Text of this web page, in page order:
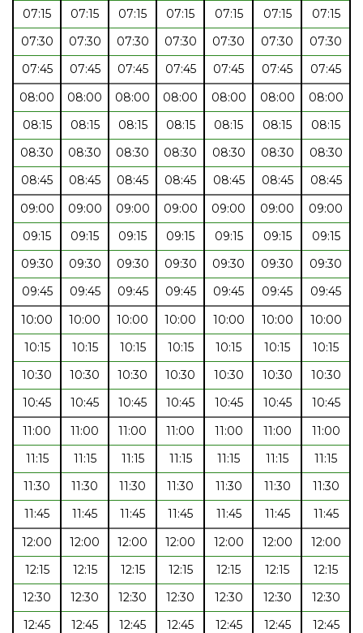
07:15
07:15 07:15 07:15 07:15 07:15
07:15
07:30
07:30 07:30 07:30 07:30 07:30
07:30
07:45
07:45 07:45 07:45 07:45 07:45
07:45
08:00
08:00 08:00 08:00 08:00 08:00
08:00
08:15
08:15 08:15 08:15 08:15 08:15
08:15
08:30
08:30 08:30 08:30 08:30 08:30
08:30
08:45
08:45 08:45 08:45 08:45 08:45
08:45
09:00
09:00 09:00 09:00 09:00 09:00
09:00
09:15
09:15 09:15 09:15 09:15 09:15
09:15
09:30
09:30 09:30 09:30 09:30 09:30
09:30
09:45
09:45 09:45 09:45 09:45 09:45
09:45
10:00
10:00 10:00 10:00 10:00 10:00
10:00
10:15
10:15 10:15 10:15 10:15 10:15
10:15
10:30
10:30 10:30 10:30 10:30 10:30
10:30
10:45
10:45 10:45 10:45 10:45 10:45
10:45
11:00
11:00 11:00 11:00 11:00 11:00
11:00
11:15
11:15 11:15 11:15 11:15 11:15
11:15
11:30
11:30 11:30 11:30 11:30 11:30
11:30
11:45
11:45 11:45 11:45 11:45 11:45
11:45
12:00
12:00 12:00 12:00 12:00 12:00
12:00
12:15
12:15 12:15 12:15 12:15 12:15
12:15
12:30
12:30 12:30 12:30 12:30 12:30
12:30
12:45
12:45 12:45 12:45 12:45 12:45
12:45